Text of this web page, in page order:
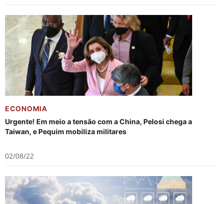
ECONOMIA
Urgente! Em meio a tensão com a China, Pelosi chega a
Taiwan, e Pequim mobiliza militares
02/08/22